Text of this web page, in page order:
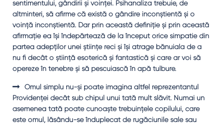
sentimentului, gândirii şi voinţei. Psihanaliza trebuie, de
altminteri, să afirme că există o gândire inconştientă şi o
voinţă inconştientă. Dar prin această definiţie şi prin această
afirmaţie ea îşi îndepărtează de la început orice simpatie din
partea adepţilor unei ştiinţe reci şi îşi atrage bănuiala de a
nu fi decât o ştiinţă esoterică şi fantastică şi care ar voi să
opereze în tenebre şi să pescuiască în apă tulbure.
Omul simplu nu-şi poate imagina altfel reprezentantul
Providenţei decât sub chipul unui tată mult slăvit. Numai un
asemenea tată poate cunoaşte trebuinţele copilului, care
este omul, lăsându-se înduplecat de rugăciunile sale sau